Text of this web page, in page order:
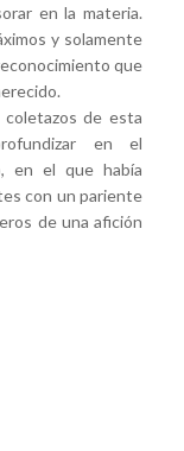
en la materia.
y solamente
que
de esta
en el
en el que había
con un pariente
de una afición